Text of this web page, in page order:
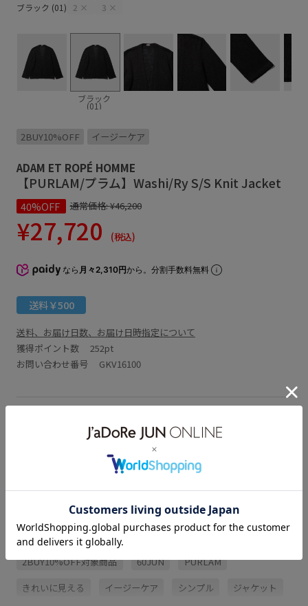
ブラック (01) 2 × 3 ×
ブラック
(01)
2BUY10%OFF イージーケア
ADAM ET ROPÉ HOMME
【PURLAM/プラム】Washi/Ry S/S Knit Jacket
40%OFF 通常価格:¥46,200
¥27,720 (税込)
なら 月々2,310円から。分割手数料無料
送料￥500
送料、お届け日数、お届け日時指定について
獲得ポイント数 252pt
お問い合わせ番号 GKV16100
サイズ・素材・お手入れ方法
関連タグ
2BUY10%OFF対象商品 60JUN PURLAM
きれいに見える イージーケア シンプル ジャケット